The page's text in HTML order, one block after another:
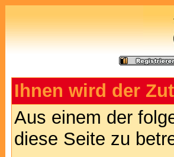
Ihnen wird der
Aus einem der
diese Seite zu